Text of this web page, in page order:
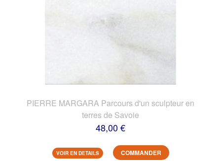
PIERRE MARGARA Parcours d'un sculpteur en
terres de Savoie
48,00 €
VOIR EN DETAILS COMMANDER